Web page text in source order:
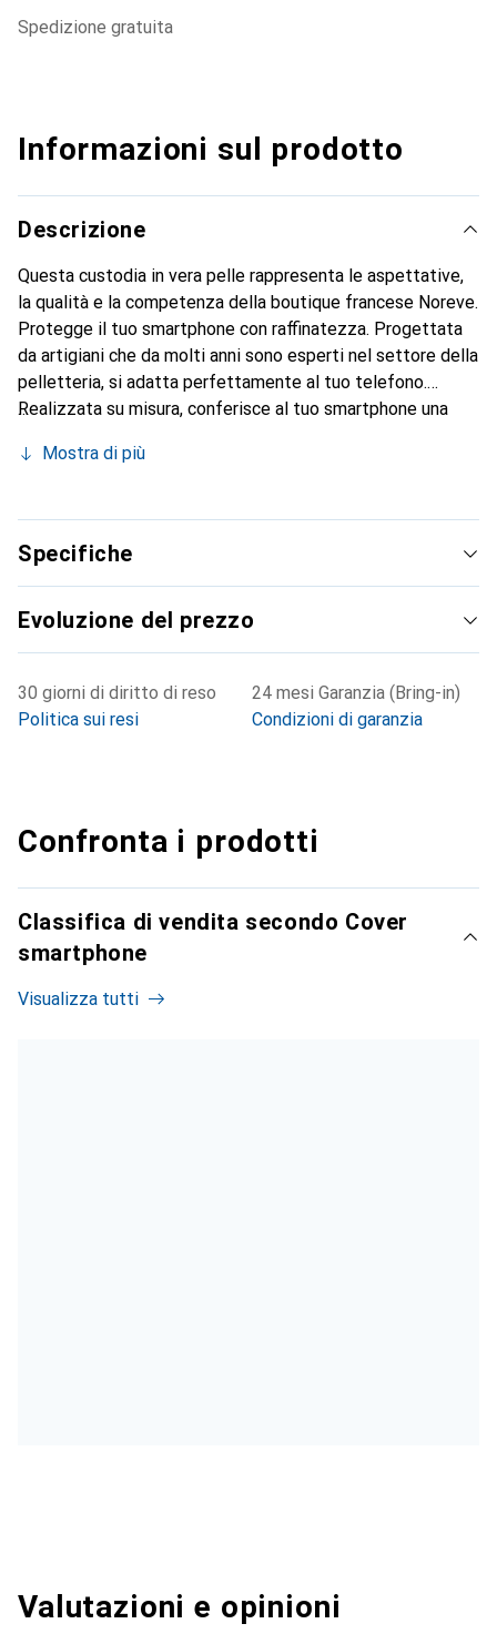
spedizione gratuita
Informazioni sul prodotto
Descrizione
Questa custodia in vera pelle rappresenta le aspettative,
la qualità e la competenza della boutique francese Noreve.
Protegge il tuo smartphone con raffinatezza. Progettata
da artigiani che da molti anni sono esperti nel settore della
pelletteria, si adatta perfettamente al tuo telefono.
Realizzata su misura, conferisce al tuo smartphone una
Diventa un accessorio chic e indispensabile. Riconosciuto a
marchio Noreve è una scelta sicura per una clientela
esigente.
Mostra di più
Specifiche
Evoluzione del prezzo
30 giorni di diritto di reso
Politica sui resi
24 mesi Garanzia (Bring-in)
Condizioni di garanzia
Confronta i prodotti
Classifica di vendita secondo Cover
smartphone
Visualizza tutti
Valutazioni e opinioni